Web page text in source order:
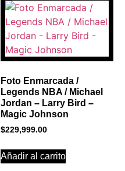
Foto Enmarcada /
Legends NBA / Michael
Jordan – Larry Bird –
Magic Johnson
$229,999.00
Añadir al carrito